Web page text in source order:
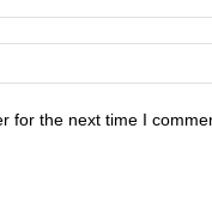
for the next time I